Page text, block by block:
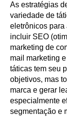
As estratégias
variedade de
eletrônicos para
incluir SEO
marketing de
mail marketing
táticas tem seu
objetivos, mas
marca e gerar
especialmente
segmentação e